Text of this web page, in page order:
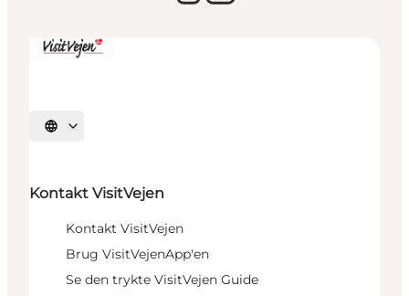
Sprache auswählen
Kontakt VisitVejen
Kontakt VisitVejen
Brug VisitVejenApp'en
Se den trykte VisitVejen Guide